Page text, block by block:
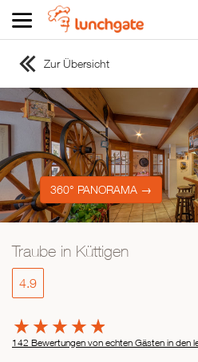
ZUR STARTSEITE
ZUR RESTAURANTSUCHE
Asiatisch
Italienisch
Französisch
Traditionell
Mexikanisch
Spanisch
Zur Übersicht
360° PANORAMA →
Traube in Küttigen
4.9
142 Bewertungen von echten Gästen in den